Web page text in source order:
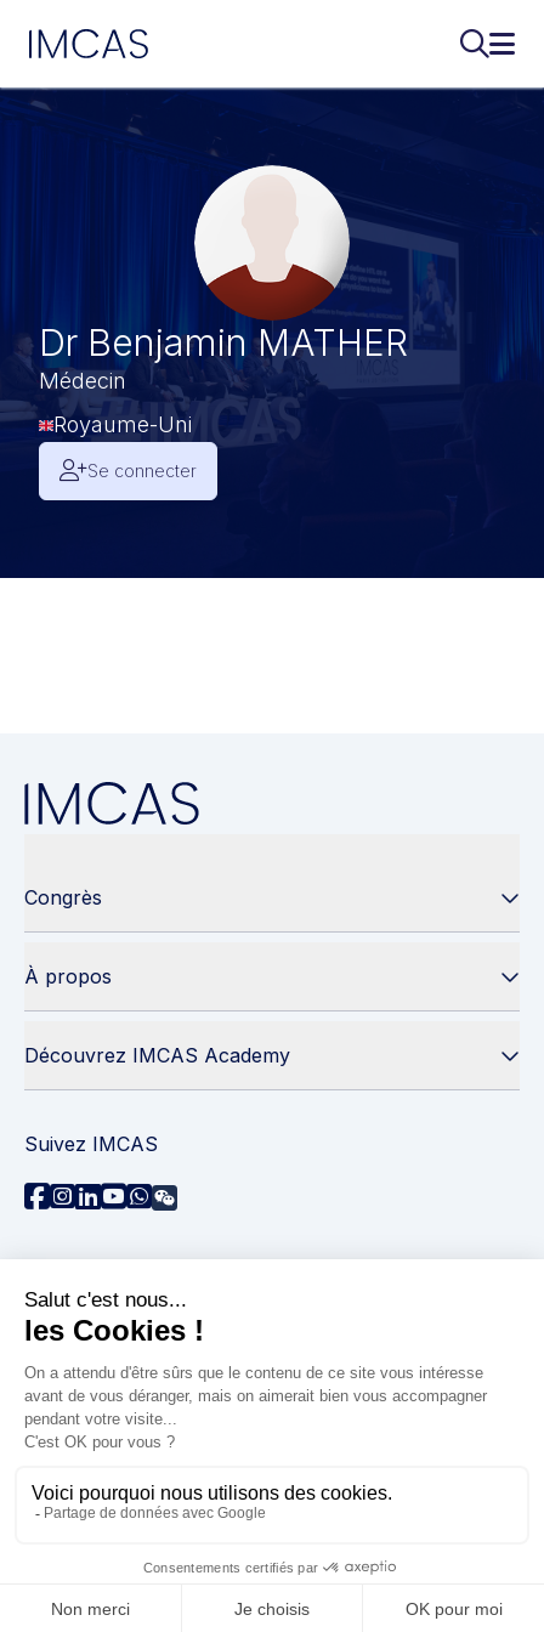
Aller au contenu principal
IMCAS
Dr Benjamin MATHER
Médecin
Royaume-Uni
Se connecter
Congrès
À propos
Découvrez IMCAS Academy
Suivez IMCAS
Contactez-nous
Lire les FAQs
Politique de confidentialité
Accessibilité : non conforme